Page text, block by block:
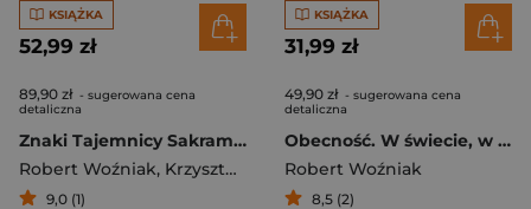
KSIĄŻKA
52,99 zł
89,90 zł - sugerowana cena
detaliczna
Znaki Tajemnicy Sakramenty w teorii i praktyce Kościoła
Robert Woźniak, Krzysztof Porosło
9,0 (1)
KSIĄŻKA
31,99 zł
49,90 zł - sugerowana cena
detaliczna
Obecność. W świecie, w liturgii, we wspólnocie, we mnie
Robert Woźniak
8,5 (2)